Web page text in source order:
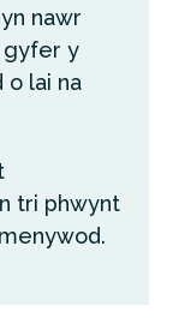
nawr
gyfer y
o lai na
tri phwynt